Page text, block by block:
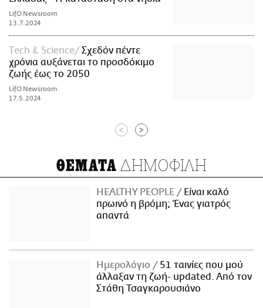
LifO Newsroom
13.7.2024
Τech & Science
Σχεδόν πέντε
χρόνια αυξάνεται το προσδόκιμο
ζωής έως το 2050
LifO Newsroom
17.5.2024
< >
ΘΕΜΑΤΑ ΔΗΜΟΦΙΛΗ
HEALTHY PEOPLE
Είναι καλό
πρωινό η βρόμη; Ένας γιατρός
απαντά
Ημερολόγιο
51 ταινίες που μού
άλλαξαν τη ζωή- updated. Aπό τον
Στάθη Τσαγκαρουσιάνο